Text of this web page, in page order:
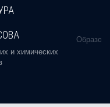
и химических